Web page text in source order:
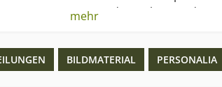
2014 und 2016 konnte das
Spirituosen Wettbewerb
erneut seinen Titel als
mehr
BILDMATERIAL PERSONALIA